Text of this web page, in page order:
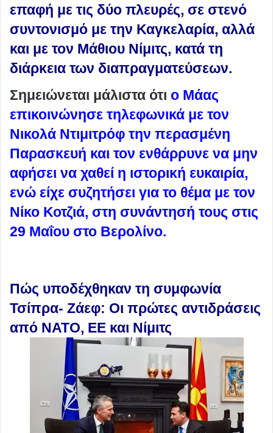
επαφή με τις δύο πλευρές, σε στενό
συντονισμό με την Καγκελαρία, αλλά
και με τον Μάθιου Νίμιτς, κατά τη
διάρκεια των διαπραγματεύσεων.
Σημειώνεται μάλιστα ότι ο Μάας
επικοινώνησε τηλεφωνικά με τον
Νικολά Ντιμιτρόφ την περασμένη
Παρασκευή και τον ενθάρρυνε να μην
αφήσει να χαθεί η ιστορική ευκαιρία,
ενώ είχε συζητήσει για το θέμα με τον
Νίκο Κοτζιά, στη συνάντησή τους στις
29 Μαΐου στο Βερολίνο.
Πώς υποδέχθηκαν τη συμφωνία
Τσίπρα- Ζάεφ: Οι πρώτες αντιδράσεις
από ΝΑΤΟ, ΕΕ και Νίμιτς